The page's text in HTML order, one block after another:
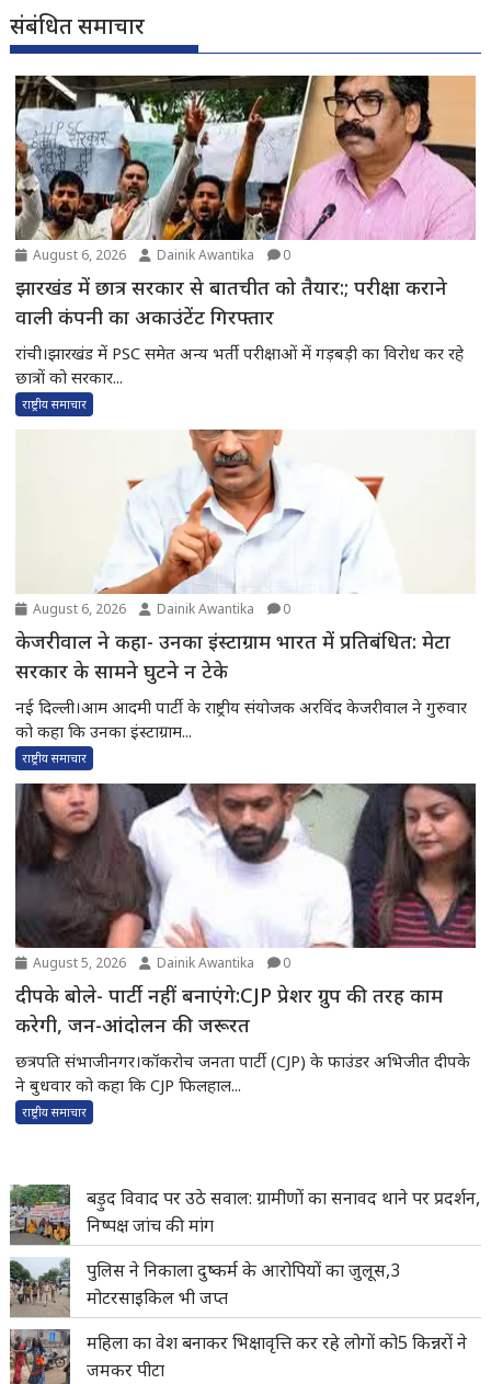
संबंधित समाचार
August 6, 2026 Dainik Awantika 0
झारखंड में छात्र सरकार से बातचीत को तैयार:; परीक्षा कराने
वाली कंपनी का अकाउंटेंट गिरफ्तार
रांची।झारखंड में PSC समेत अन्य भर्ती परीक्षाओं में गड़बड़ी का विरोध कर रहे
छात्रों को सरकार...
राष्ट्रीय समाचार
August 6, 2026 Dainik Awantika 0
केजरीवाल ने कहा- उनका इंस्टाग्राम भारत में प्रतिबंधित: मेटा
सरकार के सामने घुटने न टेके
नई दिल्ली।आम आदमी पार्टी के राष्ट्रीय संयोजक अरविंद केजरीवाल ने गुरुवार
को कहा कि उनका इंस्टाग्राम...
राष्ट्रीय समाचार
August 5, 2026 Dainik Awantika 0
दीपके बोले- पार्टी नहीं बनाएंगे:CJP प्रेशर ग्रुप की तरह काम
करेगी, जन-आंदोलन की जरूरत
छत्रपति संभाजीनगर।कॉकरोच जनता पार्टी (CJP) के फाउंडर अभिजीत दीपके
ने बुधवार को कहा कि CJP फिलहाल...
राष्ट्रीय समाचार
बड़ुद विवाद पर उठे सवाल: ग्रामीणों का सनावद थाने पर प्रदर्शन,
निष्पक्ष जांच की मांग
पुलिस ने निकाला दुष्कर्म के आरोपियों का जुलूस,3
मोटरसाइकिल भी जप्त
महिला का वेश बनाकर भिक्षावृत्ति कर रहे लोगों को5 किन्नरों ने
जमकर पीटा